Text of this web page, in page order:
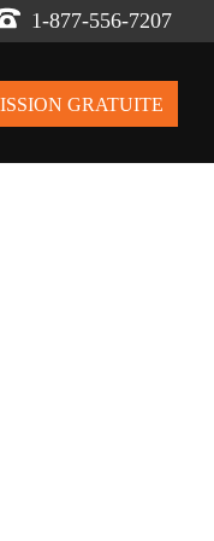
1-877-556-7207
GRATUITE